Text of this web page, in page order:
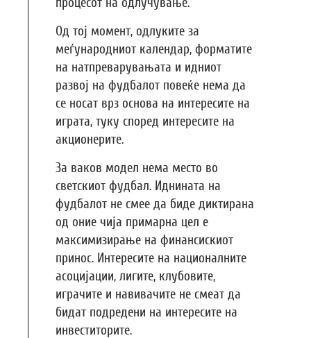
Од тој момент, одлуките за
меѓународниот календар, форматите
на натпреварувањата и идниот
развој на фудбалот повеќе нема да
се носат врз основа на интересите на
играта, туку според интересите на
акционерите.
За ваков модел нема место во
светскиот фудбал. Иднината на
фудбалот не смее да биде диктирана
од оние чија примарна цел е
максимизирање на финансискиот
принос. Интересите на националните
асоцијации, лигите, клубовите,
играчите и навивачите не смеат да
бидат подредени на интересите на
инвеститорите.